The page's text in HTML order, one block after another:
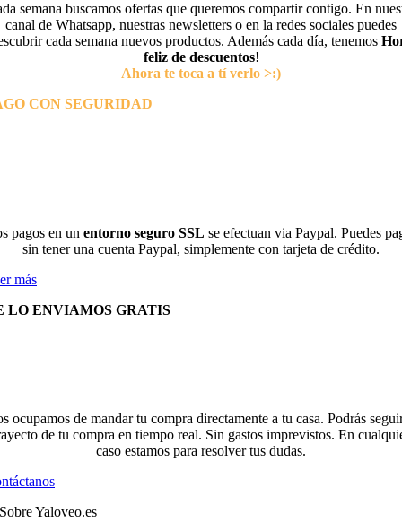
semana buscamos ofertas que queremos compartir contigo. En
canal de Whatsapp, nuestras newsletters o en la redes sociales puedes
cada semana nuevos productos. Además cada día, tenemos
feliz de descuentos!
Ahora te toca a tí verlo >:)
CON SEGURIDAD
pagos en un entorno seguro SSL se efectuan via Paypal. Puedes
sin tener una cuenta Paypal, simplemente con tarjeta de crédito.
más
LO ENVIAMOS GRATIS
ocupamos de mandar tu compra directamente a tu casa. Podrás
de tu compra en tiempo real. Sin gastos imprevistos. En
caso estamos para resolver tus dudas.
Sobre Yaloveo.es